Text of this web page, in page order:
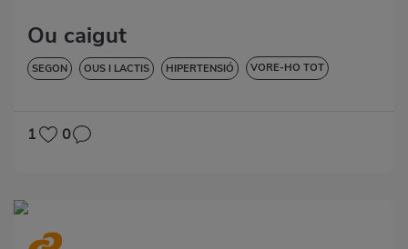
Ou caigut
SEGON OUS I LACTIS HIPERTENSIÓ VORE-HO TOT
1 0